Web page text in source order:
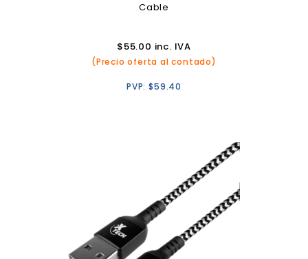
Cable
$55.00 inc. IVA
(Precio oferta al contado)
PVP:$59.40